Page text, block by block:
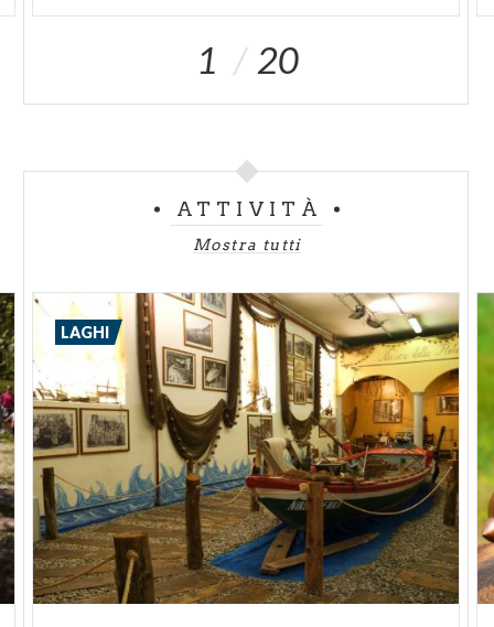
1 20
ATTIVITÀ
Mostra tutti
LAGHI